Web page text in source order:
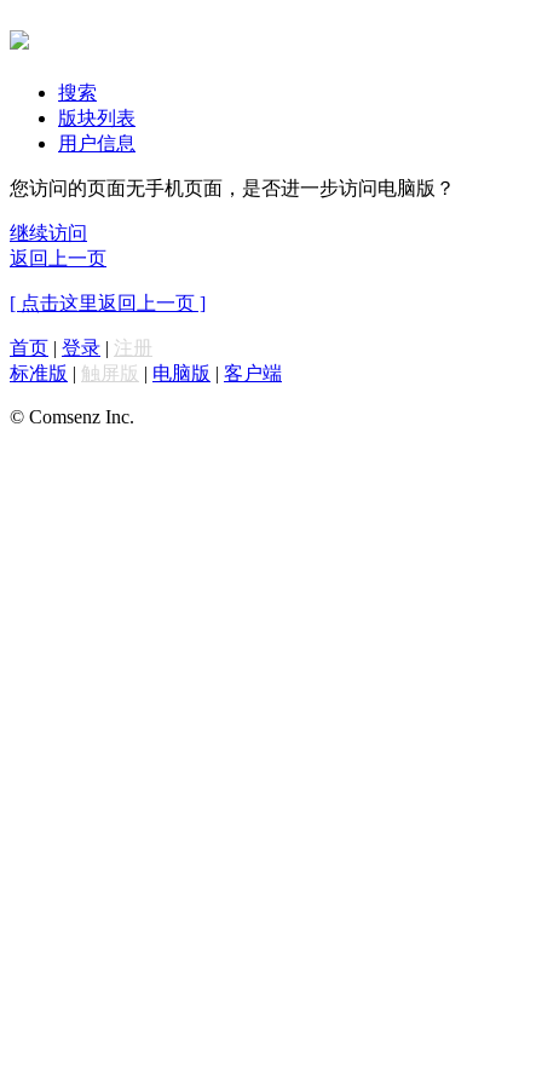
搜索
版块列表
用户信息
您访问的页面无手机页面，是否进一步访问电脑版？
继续访问
返回上一页
[ 点击这里返回上一页 ]
首页 | 登录 | 注册
标准版 | 触屏版 | 电脑版 | 客户端
© Comsenz Inc.